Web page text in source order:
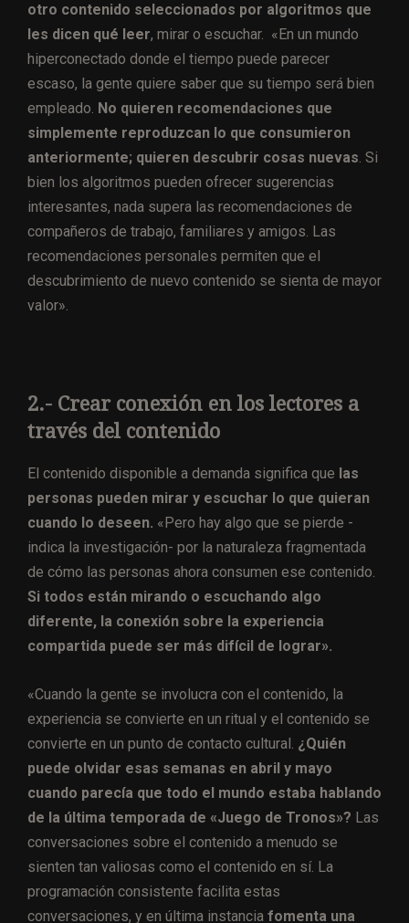
otro contenido seleccionados por algoritmos que
les dicen qué leer, mirar o escuchar. «En un mundo
hiperconectado donde el tiempo puede parecer
escaso, la gente quiere saber que su tiempo será bien
empleado. No quieren recomendaciones que
simplemente reproduzcan lo que consumieron
anteriormente; quieren descubrir cosas nuevas. Si
bien los algoritmos pueden ofrecer sugerencias
interesantes, nada supera las recomendaciones de
compañeros de trabajo, familiares y amigos. Las
recomendaciones personales permiten que el
descubrimiento de nuevo contenido se sienta de mayor
valor».
2.- Crear conexión en los lectores a
través del contenido
El contenido disponible a demanda significa que las
personas pueden mirar y escuchar lo que quieran
cuando lo deseen. «Pero hay algo que se pierde -
indica la investigación- por la naturaleza fragmentada
de cómo las personas ahora consumen ese contenido.
Si todos están mirando o escuchando algo
diferente, la conexión sobre la experiencia
compartida puede ser más difícil de lograr».
«Cuando la gente se involucra con el contenido, la
experiencia se convierte en un ritual y el contenido se
convierte en un punto de contacto cultural. ¿Quién
puede olvidar esas semanas en abril y mayo
cuando parecía que todo el mundo estaba hablando
de la última temporada de «Juego de Tronos»? Las
conversaciones sobre el contenido a menudo se
sienten tan valiosas como el contenido en sí. La
programación consistente facilita estas
conversaciones, y en última instancia fomenta una